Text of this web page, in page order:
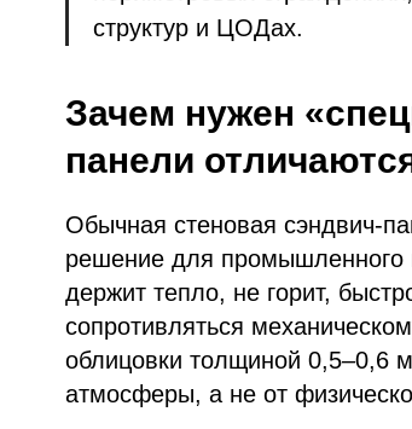
структур и ЦОДах.
Зачем нужен
панели
Обычная стеновая сэндвич-
решение для промышленного
держит тепло, не горит,
сопротивляться
облицовки толщиной 0,5–0,6
атмосферы, а не от